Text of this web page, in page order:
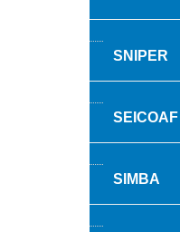
SNIPER
SEICOAF
SIMBA